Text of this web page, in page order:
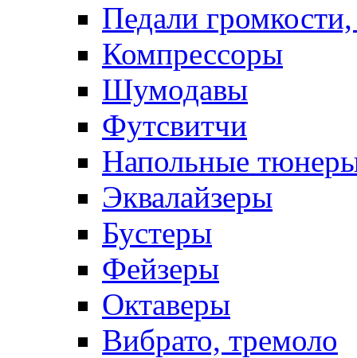
Педали
Компрессоры
Шумодавы
Футсвитчи
Напольные
Эквалайзеры
Бустеры
Фейзеры
Октаверы
Вибрато, тремоло